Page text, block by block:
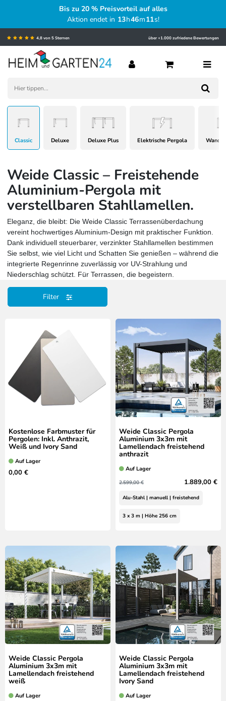
Bis zu 20 % Preisvorteil auf alles
Aktion endet in 13h46m10s!
4,8 von 5 Sternen über +1.000 zufriedene Bewertungen
Classic Deluxe Deluxe Plus Elektrische Pergola Wand
Filter
Weide Classic – Freistehende
Aluminium-Pergola mit
verstellbaren Stahllamellen.
Eleganz, die bleibt: Die Weide Classic Terrassenüberdachung
vereint hochwertiges Aluminium-Design mit praktischer Funktion.
Dank individuell steuerbarer, verzinkter Stahllamellen bestimmen
Sie selbst, wie viel Licht und Schatten Sie genießen – während die
integrierte Regenrinne zuverlässig vor UV-Strahlung und
Niederschlag schützt. Für Terrassen, die begeistern.
Kostenlose Farbmuster für
Pergolen: Inkl. Anthrazit,
Weiß und Ivory Sand
Auf Lager
0,00 €
Weide Classic Pergola
Aluminium 3x3m mit
Lamellendach freistehend
anthrazit
Auf Lager
2.599,00 € 1.889,00 €
Alu-Stahl | manuell | freistehend
3 x 3 m | Höhe 256 cm
Weide Classic Pergola
Aluminium 3x3m mit
Lamellendach freistehend
weiß
Auf Lager
Weide Classic Pergola
Aluminium 3x3m mit
Lamellendach freistehend
Ivory Sand
Auf Lager